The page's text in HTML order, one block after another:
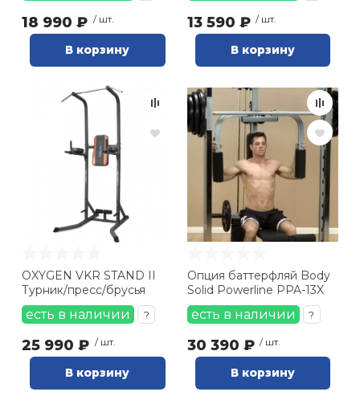
18 990 ₽ / шт.
В корзину
13 590 ₽ / шт.
В корзину
OXYGEN VKR STAND II
Турник/пресс/брусья
есть в наличии ?
25 990 ₽ / шт.
В корзину
Опция баттерфляй Body
Solid Powerline PPA-13X
есть в наличии ?
30 390 ₽ / шт.
В корзину